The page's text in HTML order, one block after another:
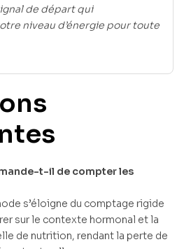
de départ qui
niveau d’énergie pour toute
t-il de compter les
s’éloigne du comptage rigide
sur le contexte hormonal et la
de nutrition, rendant la perte de